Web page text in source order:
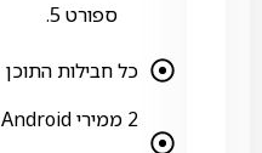
ספורט 5.
כל חבילות התוכן
2 ממירי Android